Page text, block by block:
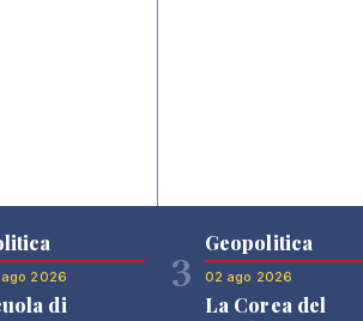
2026
di
3
Geopolitica
02 ago 2026
La Corea del